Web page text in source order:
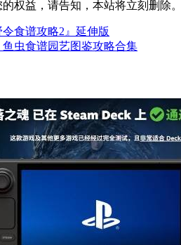
权益，请告知，本站将立刻删除。
食谱攻略2』延伸版
虫食谱园艺图鉴攻略合集